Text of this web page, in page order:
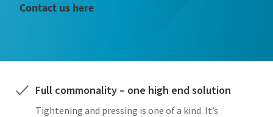
Contact us here
Full commonality – one high end solution
Tightening and pressing is one of a kind. It’s